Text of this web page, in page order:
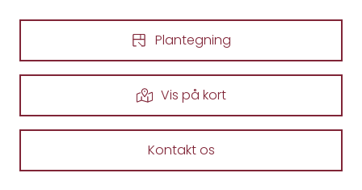
Plantegning
Vis på kort
Kontakt os